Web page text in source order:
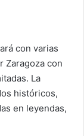
con varias
Zaragoza con
La
históricos,
en leyendas,